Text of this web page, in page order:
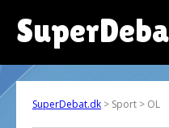
SuperDebat.dk > Sport > OL